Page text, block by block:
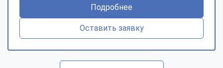
Подробнее
Оставить заявку